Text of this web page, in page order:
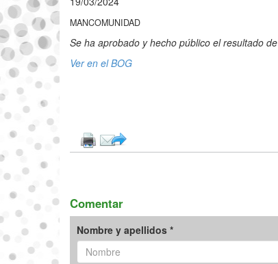
MANCOMUNIDAD
Se ha aprobado y hecho público el resultado
Ver en el BOG
Comentar
Nombre y apellidos *